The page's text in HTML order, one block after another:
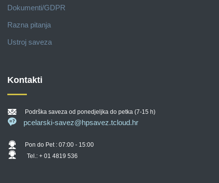
Dokumenti/GDPR
Razna pitanja
Ustroj saveza
Kontakti
Podrška saveza od ponedjeljka do petka (7-15 h)
pcelarski-savez@hpsavez.tcloud.hr
Pon do Pet : 07:00 - 15:00
Tel.: + 01 4819 536